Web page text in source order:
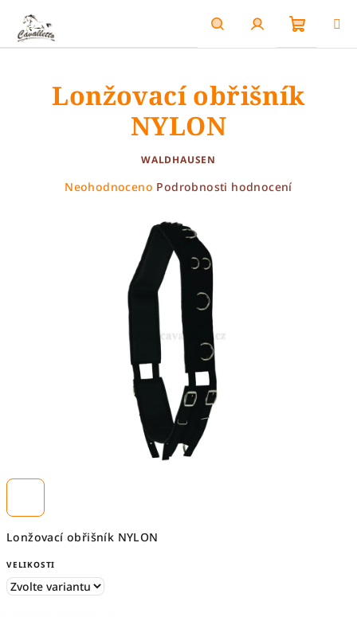
obsah
HledatPřihlášení
košík
Lonžovací obřišník NYLON
VELIKOSTI
Lonžovací obřišník
NYLON
WALDHAUSEN
Průměrné
Neohodnoceno Podrobnosti hodnocení